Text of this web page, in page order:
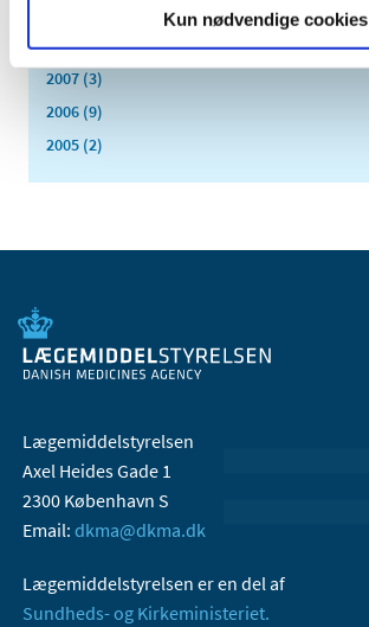
Kun nødvendige cookies
2008 (8)
2007 (3)
2006 (9)
2005 (2)
Lægemiddelstyrelsen
Axel Heides Gade 1
2300 København S
Email: dkma@dkma.dk
Lægemiddelstyrelsen er en del af
Sundheds- og Kirkeministeriet.